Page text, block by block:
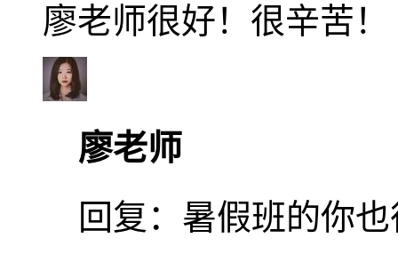
廖老师很好！很辛苦！
廖老师
回复： 暑假班的你